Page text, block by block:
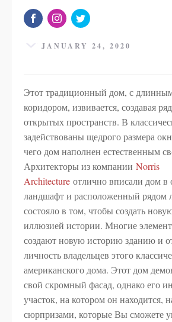
JANUARY 24, 2020
Этот традиционный дом, с
коридором, извивается, создавая
открытых пространств. В
задействованы щедрого размера
чего дом наполнен естественным
Архитекторы из компании Norris
Architecture отлично вписали дом
ландшафт и расположенный рядом
состояло в том, чтобы создать
иллюзией истории. Многие
создают новую историю зданию и
личность владельцев этого
американского дома. Этот дом
свой скромный фасад, однако его
участок, на котором он находится,
сюрпризами, которые Вы сможете